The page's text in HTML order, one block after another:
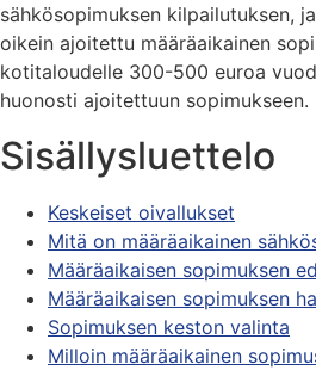
sähkösopimuksen kilpailutuksen,
oikein ajoitettu määräaikainen
kotitaloudelle 300-500 euroa
huonosti ajoitettuun sopimukseen.
Sisällysluettelo
Keskeiset oivallukset
Mitä on määräaikainen
Määräaikaisen sopimuksen
Määräaikaisen sopimuksen
Sopimuksen keston valinta
Milloin määräaikainen